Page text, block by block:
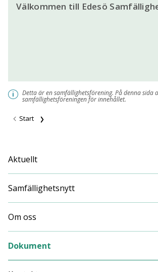
Välkommen till Edesö
i Detta är en samfällighetsförening. På denna sida
samfällighetsföreningen för innehållet.
Start
Aktuellt
Samfällighetsnytt
Om oss
Dokument